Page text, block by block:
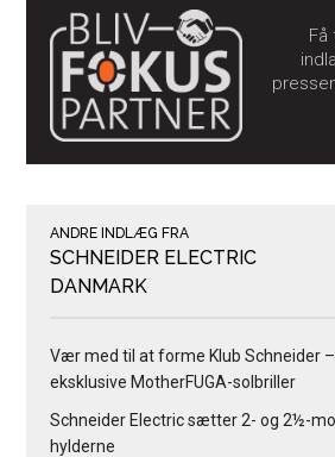
Få
ANDRE INDLÆG FRA
SCHNEIDER ELECTRIC
DANMARK
Vær med til at forme Klub Schneider
eksklusive MotherFUGA-solbriller
Schneider Electric sætter 2- og 2½-
hylderne